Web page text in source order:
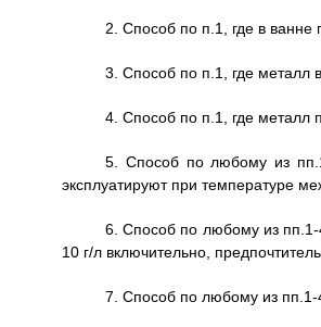
2. Способ по п.1, где в ванне
3. Способ по п.1, где металл
4. Способ по п.1, где металл
5. Способ по любому из
эксплуатируют при температуре
6. Способ по любому из пп.1-
10 г/л включительно,
7. Способ по любому из пп.1-